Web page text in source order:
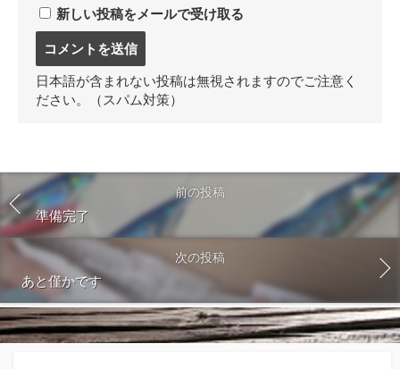
新しい投稿をメールで受け取る
ン
ト
日本語が含まれない投稿は無視されますのでご注意く
ださい。（スパム対策）
前の投稿
準備完了
次の投稿
あと僅かです